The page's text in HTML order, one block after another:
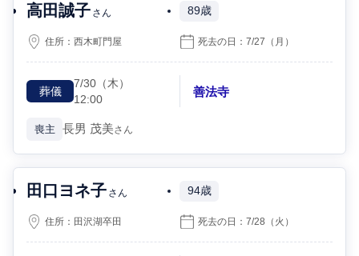
高田誠子 さん 89歳
住所：西木町門屋 死去の日：7/27 （月）
葬儀
7/30 （木）
12:00
善法寺
喪主 長男 茂美さん
田口ヨネ子 さん 94歳
住所： 田沢湖卒田 死去の日：7/28 （火）